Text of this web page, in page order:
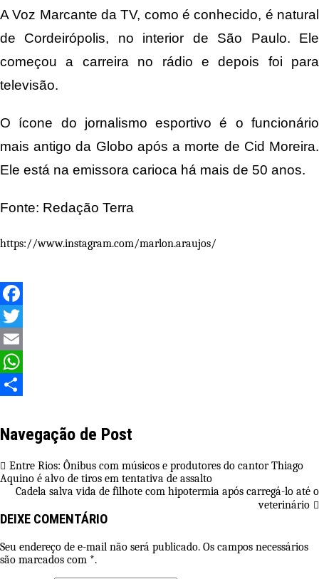
A Voz Marcante da TV, como é conhecido, é natural
de Cordeirópolis, no interior de São Paulo. Ele
começou a carreira no rádio e depois foi para
televisão.
O ícone do jornalismo esportivo é o funcionário
mais antigo da Globo após a morte de Cid Moreira.
Ele está na emissora carioca há mais de 50 anos.
Fonte: Redação Terra
https://www.instagram.com/marlon.araujos/
Facebook
Twitter
Email
WhatsApp
Navegação de Post
Entre Rios: Ônibus com músicos e produtores do cantor Thiago
Aquino é alvo de tiros em tentativa de assalto
Cadela salva vida de filhote com hipotermia após carregá-lo até o
veterinário
DEIXE COMENTÁRIO
Seu endereço de e-mail não será publicado. Os campos necessários
são marcados com *.